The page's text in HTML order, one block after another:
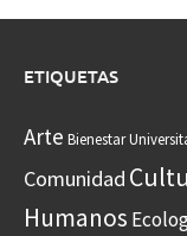
ETIQUETAS
Arte Bienestar
Comunidad
Humanos